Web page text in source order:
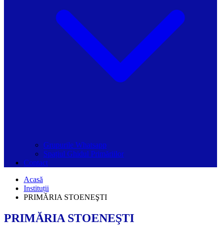
Grupurile Whatsapp
Spațiul Ghidul Primăriilor
Contact
Acasă
Instituții
PRIMĂRIA STOENEŞTI
PRIMĂRIA STOENEŞTI